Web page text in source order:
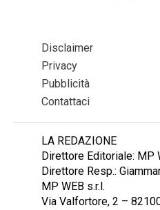
Disclaimer
Privacy
Pubblicità
Contattaci
LA REDAZIONE
Direttore Editoriale: MP
Direttore Resp.:
MP WEB s.r.l.
Via Valfortore, 2 –